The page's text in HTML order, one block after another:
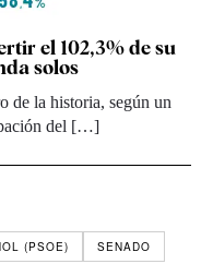
el 102,3% de su
solos
de la historia, según un
del […]
(PSOE)
SENADO